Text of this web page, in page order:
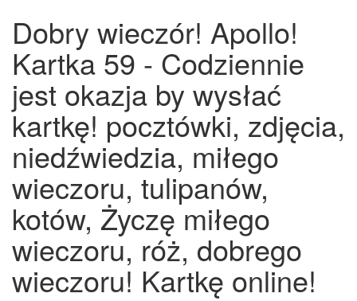
Dobry wieczór! Apollo!
Kartka 59 - Codziennie
jest okazja by wysłać
kartkę! pocztówki, zdjęcia,
niedźwiedzia, miłego
wieczoru, tulipanów,
kotów, Życzę miłego
wieczoru, róż, dobrego
wieczoru! Kartkę online!